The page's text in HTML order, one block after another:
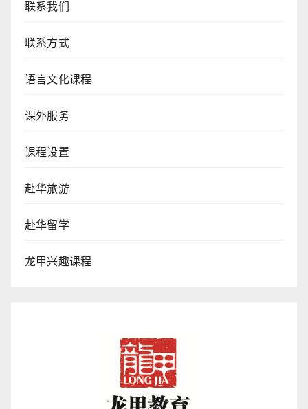
联系我们
联系方式
语言文化课程
课外服务
课程设置
赴华旅游
赴华留学
龙甲兴趣课程